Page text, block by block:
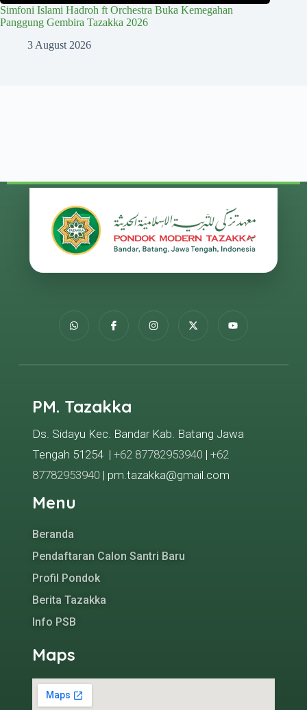
Simfoni Islami Hadroh ft Orchestra Buka Kemegahan
Panggung Gembira Tazakka 2026
3 August 2026
PM. Tazakka
Ds. Sidayu Kec. Bandar Kab. Batang Jawa
Tengah 51254 | +62 87782953940 | +62
87782953940 | pm.tazakka@gmail.com
Menu
Beranda
Pendaftaran Calon Santri Baru
Profil Pondok
Berita Tazakka
Info PSB
Maps